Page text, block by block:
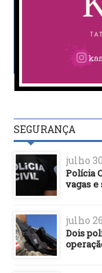
SEGURANÇA
julho
Polícia
vagas e
julho
Dois